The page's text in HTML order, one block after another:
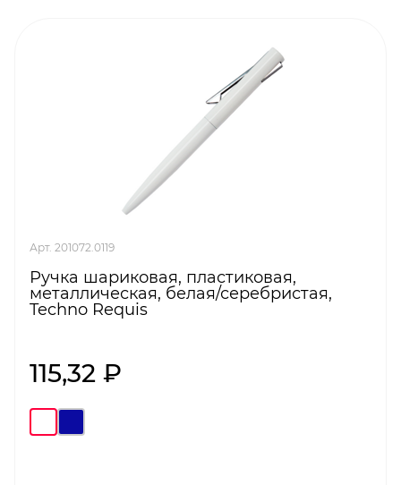
Арт. 201072.0119
Ручка шариковая, пластиковая,
металлическая, белая/серебристая,
Techno Requis
115,32 ₽